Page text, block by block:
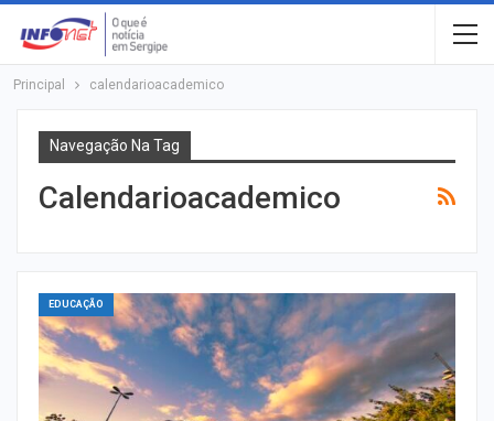
Principal calendarioacademico
Navegação Na Tag
Calendarioacademico
EDUCAÇÃO